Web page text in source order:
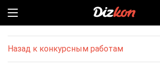
Назад к конкурсным работам